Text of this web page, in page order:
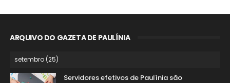
ARQUIVO DO GAZETA DE PAULÍNIA
Servidores efetivos de Paulínia são